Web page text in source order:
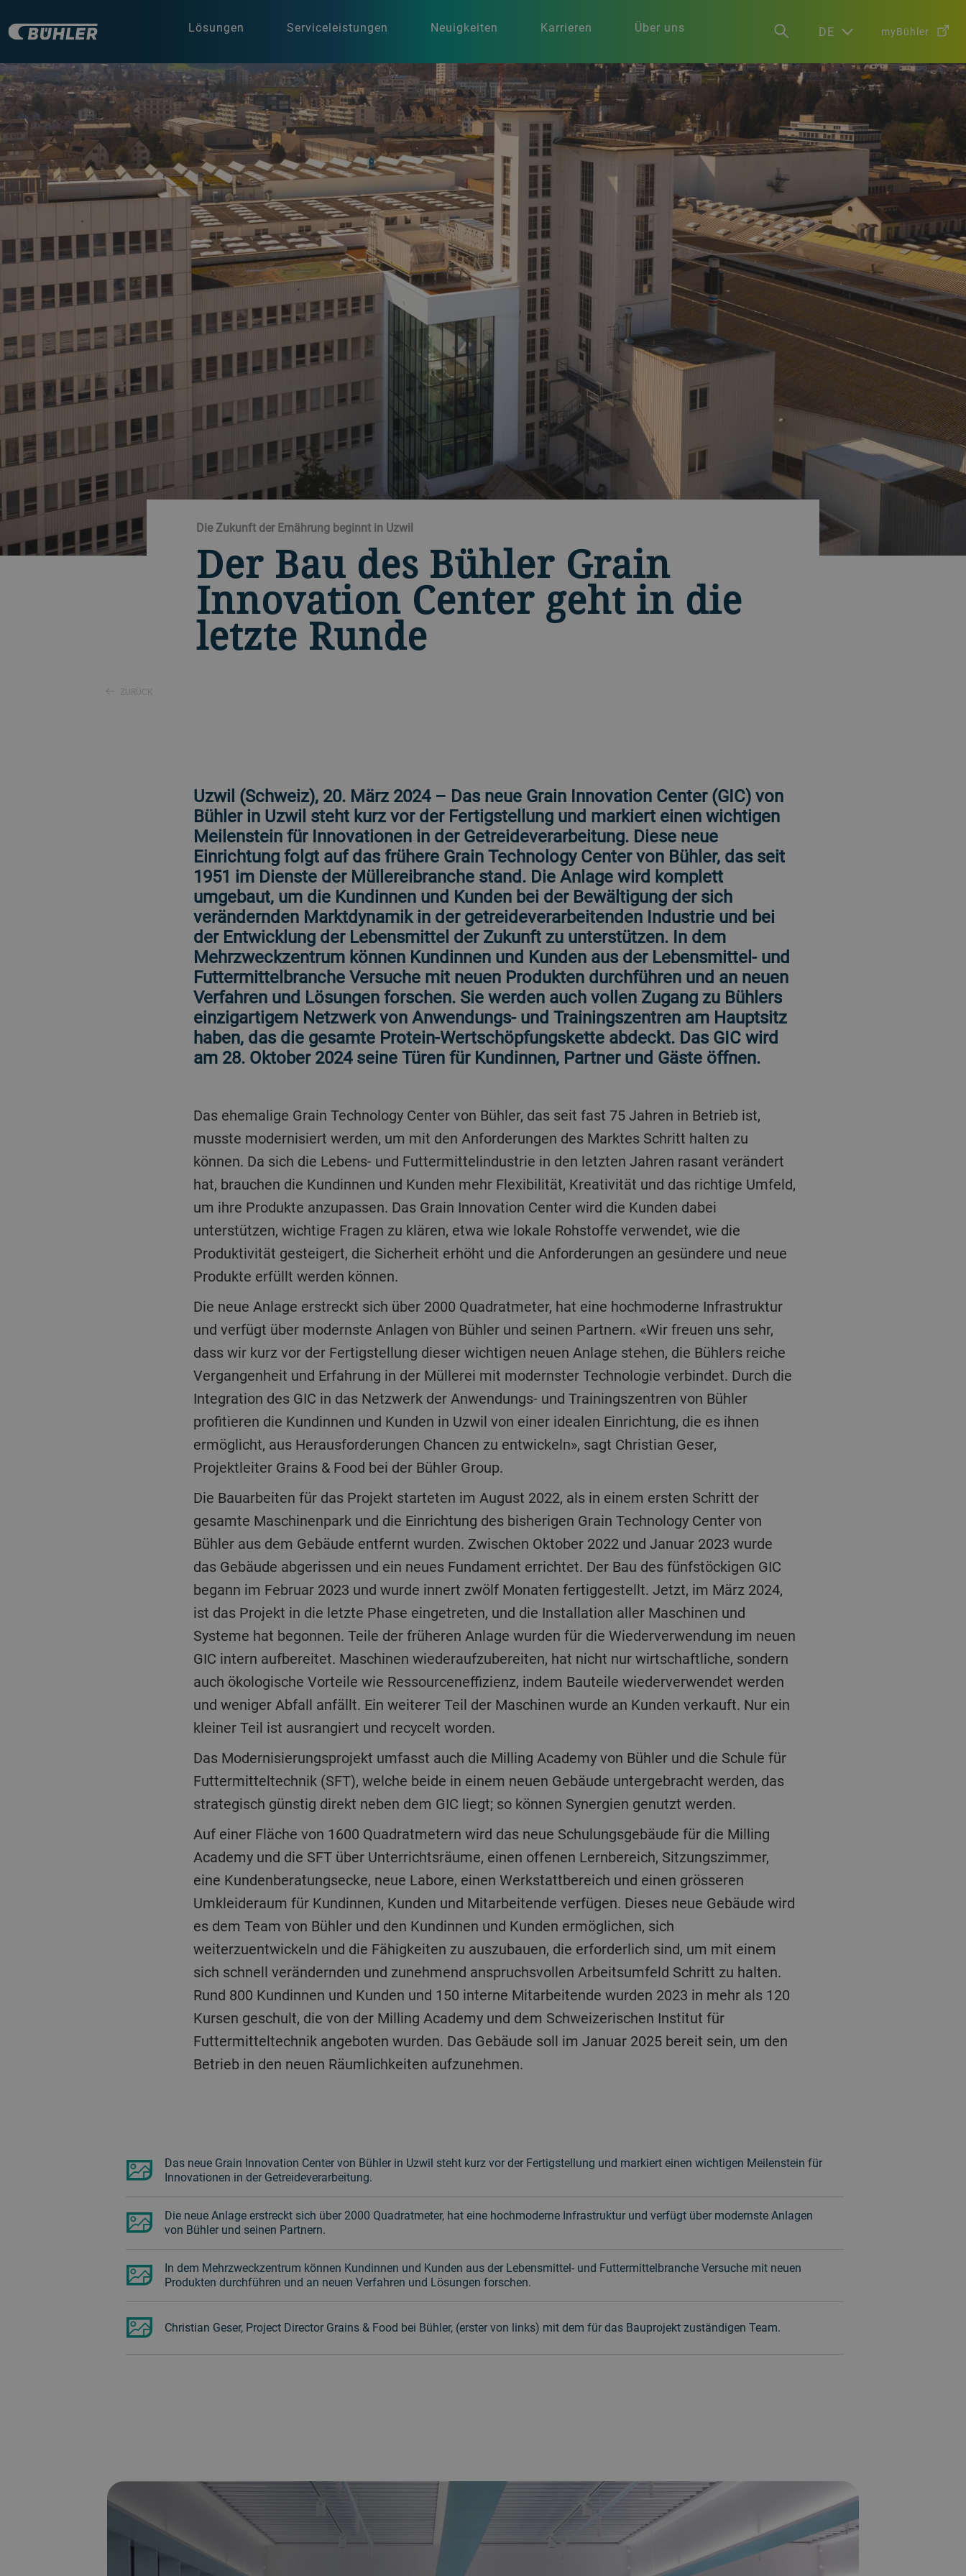
Lösungen Serviceleistungen Neuigkeiten Karrieren Über uns DE myBühler
Die Zukunft der Ernährung beginnt in Uzwil
Der Bau des Bühler Grain
Innovation Center geht in die
letzte Runde
ZURÜCK
Uzwil (Schweiz), 20. März 2024 – Das neue Grain Innovation Center (GIC) von
Bühler in Uzwil steht kurz vor der Fertigstellung und markiert einen wichtigen
Meilenstein für Innovationen in der Getreideverarbeitung. Diese neue
Einrichtung folgt auf das frühere Grain Technology Center von Bühler, das seit
1951 im Dienste der Müllereibranche stand. Die Anlage wird komplett
umgebaut, um die Kundinnen und Kunden bei der Bewältigung der sich
verändernden Marktdynamik in der getreideverarbeitenden Industrie und bei
der Entwicklung der Lebensmittel der Zukunft zu unterstützen. In dem
Mehrzweckzentrum können Kundinnen und Kunden aus der Lebensmittel- und
Futtermittelbranche Versuche mit neuen Produkten durchführen und an neuen
Verfahren und Lösungen forschen. Sie werden auch vollen Zugang zu Bühlers
einzigartigem Netzwerk von Anwendungs- und Trainingszentren am Hauptsitz
haben, das die gesamte Protein-Wertschöpfungskette abdeckt. Das GIC wird
am 28. Oktober 2024 seine Türen für Kundinnen, Partner und Gäste öffnen.
Das ehemalige Grain Technology Center von Bühler, das seit fast 75 Jahren in Betrieb ist,
musste modernisiert werden, um mit den Anforderungen des Marktes Schritt halten zu
können. Da sich die Lebens- und Futtermittelindustrie in den letzten Jahren rasant verändert
hat, brauchen die Kundinnen und Kunden mehr Flexibilität, Kreativität und das richtige Umfeld,
um ihre Produkte anzupassen. Das Grain Innovation Center wird die Kunden dabei
unterstützen, wichtige Fragen zu klären, etwa wie lokale Rohstoffe verwendet, wie die
Produktivität gesteigert, die Sicherheit erhöht und die Anforderungen an gesündere und neue
Produkte erfüllt werden können.
Die neue Anlage erstreckt sich über 2000 Quadratmeter, hat eine hochmoderne Infrastruktur
und verfügt über modernste Anlagen von Bühler und seinen Partnern. «Wir freuen uns sehr,
dass wir kurz vor der Fertigstellung dieser wichtigen neuen Anlage stehen, die Bühlers reiche
Vergangenheit und Erfahrung in der Müllerei mit modernster Technologie verbindet. Durch die
Integration des GIC in das Netzwerk der Anwendungs- und Trainingszentren von Bühler
profitieren die Kundinnen und Kunden in Uzwil von einer idealen Einrichtung, die es ihnen
ermöglicht, aus Herausforderungen Chancen zu entwickeln», sagt Christian Geser,
Projektleiter Grains & Food bei der Bühler Group.
Die Bauarbeiten für das Projekt starteten im August 2022, als in einem ersten Schritt der
gesamte Maschinenpark und die Einrichtung des bisherigen Grain Technology Center von
Bühler aus dem Gebäude entfernt wurden. Zwischen Oktober 2022 und Januar 2023 wurde
das Gebäude abgerissen und ein neues Fundament errichtet. Der Bau des fünfstöckigen GIC
begann im Februar 2023 und wurde innert zwölf Monaten fertiggestellt. Jetzt, im März 2024,
ist das Projekt in die letzte Phase eingetreten, und die Installation aller Maschinen und
Systeme hat begonnen. Teile der früheren Anlage wurden für die Wiederverwendung im neuen
GIC intern aufbereitet. Maschinen wiederaufzubereiten, hat nicht nur wirtschaftliche, sondern
auch ökologische Vorteile wie Ressourceneffizienz, indem Bauteile wiederverwendet werden
und weniger Abfall anfällt. Ein weiterer Teil der Maschinen wurde an Kunden verkauft. Nur ein
kleiner Teil ist ausrangiert und recycelt worden.
Das Modernisierungsprojekt umfasst auch die Milling Academy von Bühler und die Schule für
Futtermitteltechnik (SFT), welche beide in einem neuen Gebäude untergebracht werden, das
strategisch günstig direkt neben dem GIC liegt; so können Synergien genutzt werden.
Auf einer Fläche von 1600 Quadratmetern wird das neue Schulungsgebäude für die Milling
Academy und die SFT über Unterrichtsräume, einen offenen Lernbereich, Sitzungszimmer,
eine Kundenberatungsecke, neue Labore, einen Werkstattbereich und einen grösseren
Umkleideraum für Kundinnen, Kunden und Mitarbeitende verfügen. Dieses neue Gebäude wird
es dem Team von Bühler und den Kundinnen und Kunden ermöglichen, sich
weiterzuentwickeln und die Fähigkeiten zu auszubauen, die erforderlich sind, um mit einem
sich schnell verändernden und zunehmend anspruchsvollen Arbeitsumfeld Schritt zu halten.
Rund 800 Kundinnen und Kunden und 150 interne Mitarbeitende wurden 2023 in mehr als 120
Kursen geschult, die von der Milling Academy und dem Schweizerischen Institut für
Futtermitteltechnik angeboten wurden. Das Gebäude soll im Januar 2025 bereit sein, um den
Betrieb in den neuen Räumlichkeiten aufzunehmen.
Das neue Grain Innovation Center von Bühler in Uzwil steht kurz vor der Fertigstellung und markiert einen wichtigen Meilenstein für
Innovationen in der Getreideverarbeitung.
Die neue Anlage erstreckt sich über 2000 Quadratmeter, hat eine hochmoderne Infrastruktur und verfügt über modernste Anlagen
von Bühler und seinen Partnern.
In dem Mehrzweckzentrum können Kundinnen und Kunden aus der Lebensmittel- und Futtermittelbranche Versuche mit neuen
Produkten durchführen und an neuen Verfahren und Lösungen forschen.
Christian Geser, Project Director Grains & Food bei Bühler, (erster von links) mit dem für das Bauprojekt zuständigen Team.